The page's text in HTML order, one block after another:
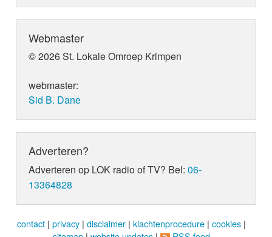
Webmaster
© 2026 St. Lokale Omroep Krimpen
webmaster:
Sid B. Dane
Adverteren?
Adverteren op LOK radio of TV? Bel:06-
13364828
contact | privacy | disclaimer | klachtenprocedure | cookies |